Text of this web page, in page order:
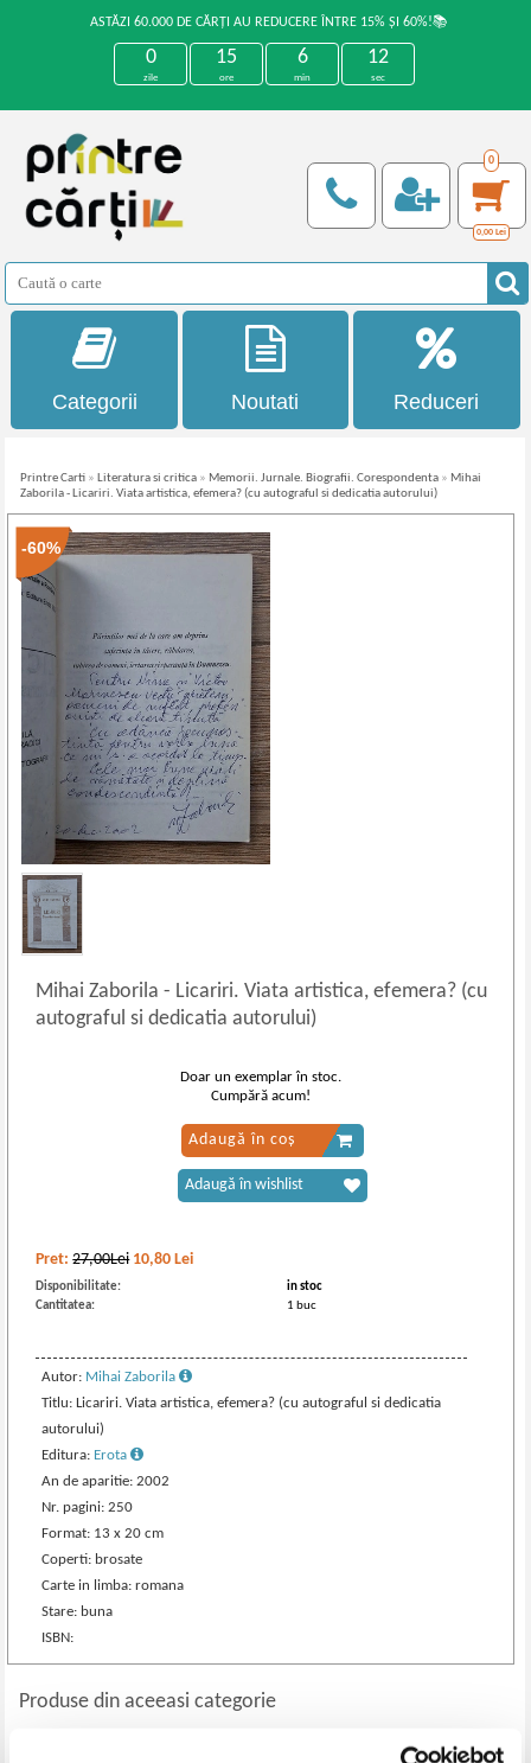
ASTĂZI 60.000 DE CĂRȚI AU REDUCERE ÎNTRE 15% ȘI 60%!📚
0
zile
15
ore
6
min
12
sec
0
0,00 Lei
Categorii Noutati Reduceri
Printre Carti » Literatura si critica » Memorii. Jurnale. Biografii. Corespondenta » Mihai
Zaborila - Licariri. Viata artistica, efemera? (cu autograful si dedicatia autorului)
-60%
Mihai Zaborila- Licariri. Viata artistica, efemera? (cu
autograful si dedicatia autorului)
Pret:27,00Lei 10,80 Lei
Disponibilitate:
in stoc
Cantitatea:
1 buc
Autor: Mihai Zaborila
Titlu: Licariri. Viata artistica, efemera? (cu autograful si dedicatia
autorului)
Editura: Erota
An de aparitie: 2002
Nr. pagini: 250
Format: 13 x 20 cm
Coperti: brosate
Carte in limba: romana
Stare: buna
ISBN:
Doar un exemplar în stoc.
Cumpără acum!
Adaugă în coș
Adaugă în wishlist
Produse din aceeasi categorie
-60%